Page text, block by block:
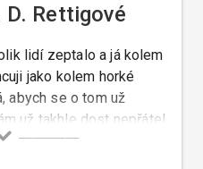
Rettigové
lidí zeptalo a já kolem
jako kolem horké
abych se o tom už
už takhle dost nepřátel
všech těch